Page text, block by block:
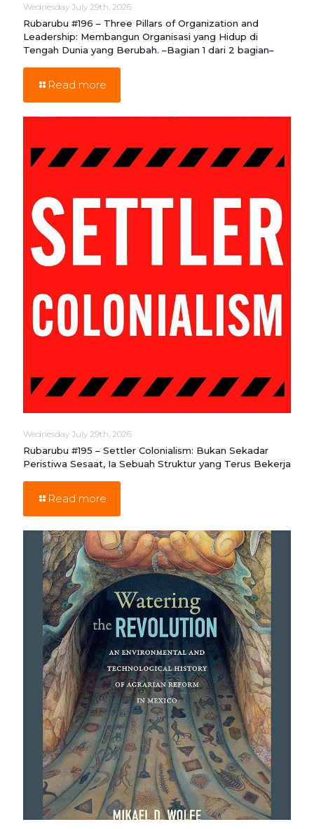
Wednesday July 29th, 2026
Rubarubu #196 – Three Pillars of Organization and
Leadership: Membangun Organisasi yang Hidup di
Tengah Dunia yang Berubah. –Bagian 1 dari 2 bagian–
Read more
Wednesday July 29th, 2026
Rubarubu #195 – Settler Colonialism: Bukan Sekadar
Peristiwa Sesaat, Ia Sebuah Struktur yang Terus Bekerja
Read more